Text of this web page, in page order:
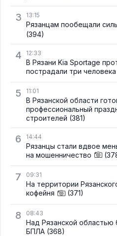
3 13:15
Рязанцам пообещали
(394)
4 12:33
В Рязани Kia Sportage
пострадали три человека
5 11:01
В Рязанской области
профессиональный
строителей (381)
6 14:44
Рязанцы стали вдвое
на мошенничество
7 09:31
На территории
кофейня
(371)
8 08:43
Над Рязанской областью
БПЛА (368)